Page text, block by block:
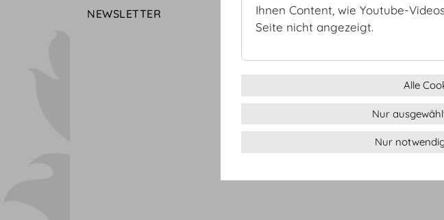
NEWSLETTER
Ihnen Content, wie Youtube-
Seite nicht angezeigt.
Alle
Nur
Nur